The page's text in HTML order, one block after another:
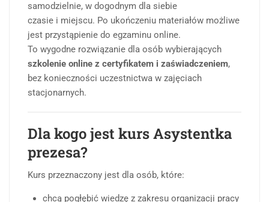
samodzielnie, w dogodnym dla siebie
czasie i miejscu. Po ukończeniu materiałów możliwe
jest przystąpienie do egzaminu online.
To wygodne rozwiązanie dla osób wybierających
szkolenie online z certyfikatem i zaświadczeniem,
bez konieczności uczestnictwa w zajęciach
stacjonarnych.
Dla kogo jest kurs Asystentka
prezesa?
Kurs przeznaczony jest dla osób, które:
chcą pogłębić wiedzę z zakresu organizacji pracy